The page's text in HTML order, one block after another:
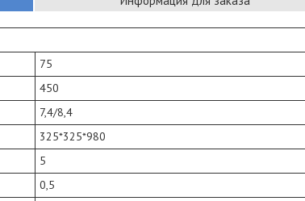
75
450
7,4/8,4
325*325*980
5
0,5